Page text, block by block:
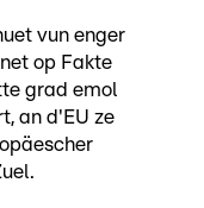
vun enger
op Fakte
grad emol
an d'EU ze